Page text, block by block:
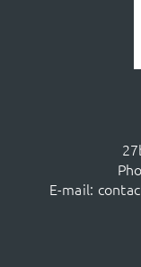
E-mail: